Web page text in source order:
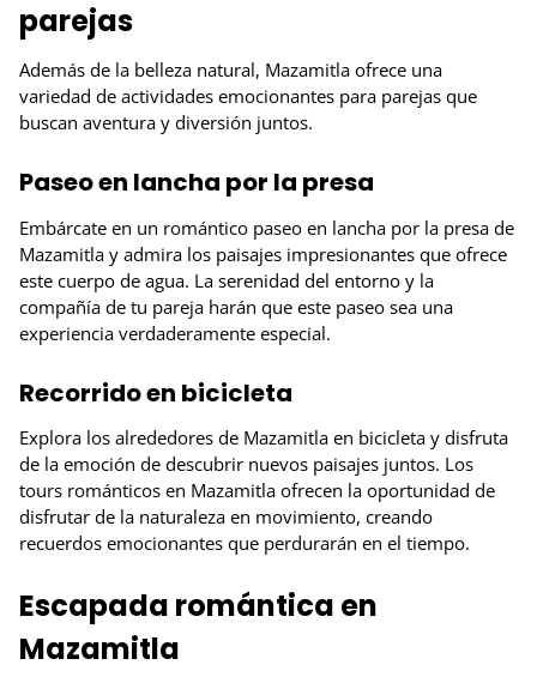
parejas
Además de la belleza natural, Mazamitla ofrece una
variedad de actividades emocionantes para parejas que
buscan aventura y diversión juntos.
Paseo en lancha por la presa
Embárcate en un romántico paseo en lancha por la presa de
Mazamitla y admira los paisajes impresionantes que ofrece
este cuerpo de agua. La serenidad del entorno y la
compañía de tu pareja harán que este paseo sea una
experiencia verdaderamente especial.
Recorrido en bicicleta
Explora los alrededores de Mazamitla en bicicleta y disfruta
de la emoción de descubrir nuevos paisajes juntos. Los
tours románticos en Mazamitla ofrecen la oportunidad de
disfrutar de la naturaleza en movimiento, creando
recuerdos emocionantes que perdurarán en el tiempo.
Escapada romántica en
Mazamitla